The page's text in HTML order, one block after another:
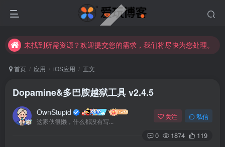
未找到所需资源？欢迎提交您的需求，我们将尽快为您处理。
苹果手机用户没有巨魔商店的点击此处获取保姆级安装教程
未找到所需资源？欢迎提交您的需求，我们将尽快为您处理。
首页 应用 iOS应用 正文
Dopamine&多巴胺越狱工具 v2.4.5
OwnStupid
这家伙很懒，什么都没有写...
关注 私信
0 1874 119